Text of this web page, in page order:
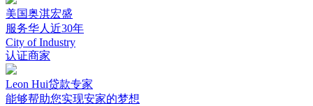
美国奥淇宏盛
服务华人近30年
City of Industry
认证商家
Leon Hui贷款专家
能够帮助您实现安家的梦想